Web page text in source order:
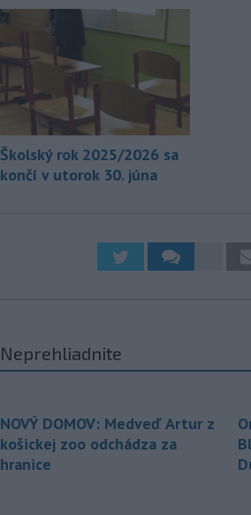
Školský rok 2025/2026 sa
končí v utorok 30. júna
Neprehliadnite
NOVÝ DOMOV: Medveď Artur z
košickej zoo odchádza za
hranice